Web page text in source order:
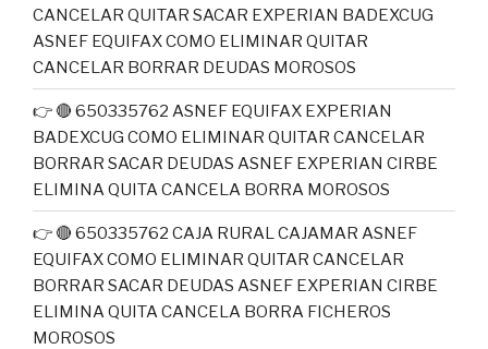
CANCELAR QUITAR SACAR EXPERIAN BADEXCUG
ASNEF EQUIFAX COMO ELIMINAR QUITAR
CANCELAR BORRAR DEUDAS MOROSOS
👉 🔴 650335762 ASNEF EQUIFAX EXPERIAN
BADEXCUG COMO ELIMINAR QUITAR CANCELAR
BORRAR SACAR DEUDAS ASNEF EXPERIAN CIRBE
ELIMINA QUITA CANCELA BORRA MOROSOS
👉 🔴 650335762 CAJA RURAL CAJAMAR ASNEF
EQUIFAX COMO ELIMINAR QUITAR CANCELAR
BORRAR SACAR DEUDAS ASNEF EXPERIAN CIRBE
ELIMINA QUITA CANCELA BORRA FICHEROS
MOROSOS